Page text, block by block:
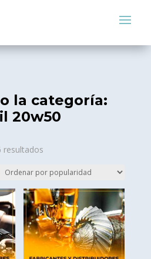
la categoría:
20w50
resultadosSorted
popularity